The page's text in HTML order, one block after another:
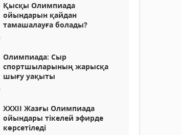
Қысқы Олимпиада
ойындарын қайдан
тамашалауға болады?
Олимпиада: Сыр
спортшыларының жарысқа
шығу уақыты
XXXII Жазғы Олимпиада
ойындары тікелей эфирде
көрсетіледі